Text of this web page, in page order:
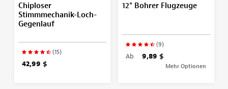
Chiploser
Stimmmechanik-Loch-
Gegenlauf
(15)
42,99 $
12" Bohrer Flugzeuge
(9)
Ab 9,89 $
Mehr Optionen